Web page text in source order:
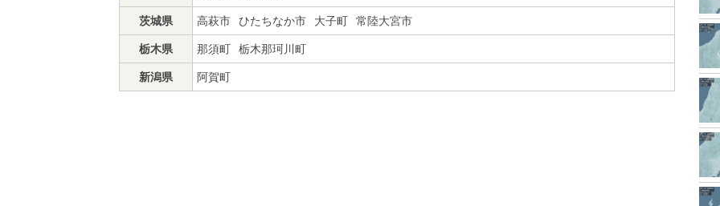
茨城県 高萩市 ひたちなか市 大子町 常陸大宮市
栃木県 那須町 栃木那珂川町
新潟県 阿賀町